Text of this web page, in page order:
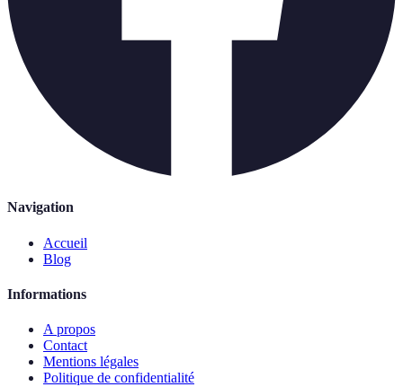
Navigation
Accueil
Blog
Informations
A propos
Contact
Mentions légales
Politique de confidentialité